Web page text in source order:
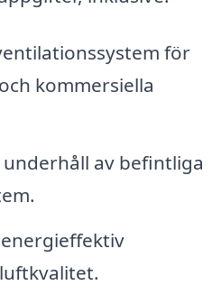
för
kommersiella
av befintliga